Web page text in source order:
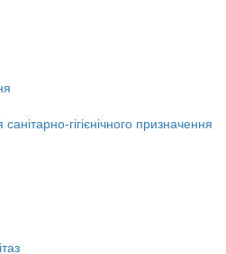
гігієнічного призначення